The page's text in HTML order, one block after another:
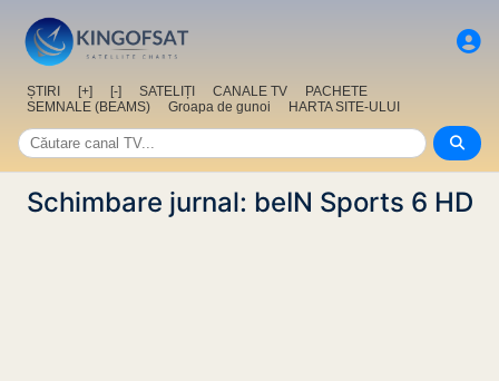
ȘTIRI [+] [-] SATELIȚI CANALE TV
PACHETE
SEMNALE (BEAMS)
Groapa de gunoi HARTA SITE-ULUI
Schimbare jurnal: beIN Sports 6 HD